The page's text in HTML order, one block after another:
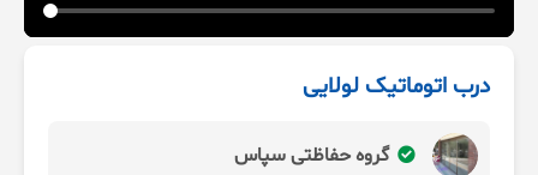
درب اتوماتیک لولایی
گروه حفاظتی سپاس